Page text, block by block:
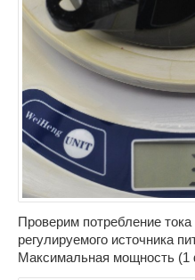
Проверим потребление
регулируемого источника
Максимальная мощность (1